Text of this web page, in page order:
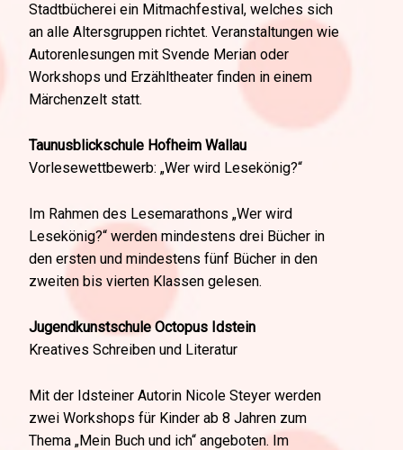
Stadtbücherei ein Mitmachfestival, welches sich
an alle Altersgruppen richtet. Veranstaltungen wie
Autorenlesungen mit Svende Merian oder
Workshops und Erzähltheater finden in einem
Märchenzelt statt.
Taunusblickschule Hofheim Wallau
Vorlesewettbewerb: „Wer wird Lesekönig?“
Im Rahmen des Lesemarathons „Wer wird
Lesekönig?“ werden mindestens drei Bücher in
den ersten und mindestens fünf Bücher in den
zweiten bis vierten Klassen gelesen.
Jugendkunstschule Octopus Idstein
Kreatives Schreiben und Literatur
Mit der Idsteiner Autorin Nicole Steyer werden
zwei Workshops für Kinder ab 8 Jahren zum
Thema „Mein Buch und ich“ angeboten. Im